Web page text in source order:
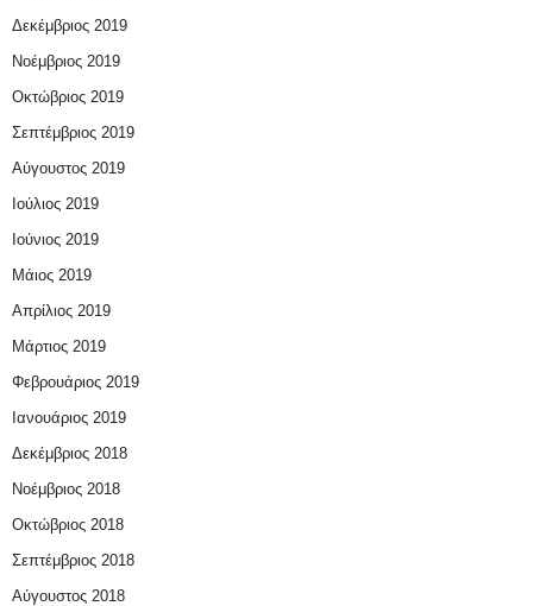
Δεκέμβριος 2019
Νοέμβριος 2019
Οκτώβριος 2019
Σεπτέμβριος 2019
Αύγουστος 2019
Ιούλιος 2019
Ιούνιος 2019
Μάιος 2019
Απρίλιος 2019
Μάρτιος 2019
Φεβρουάριος 2019
Ιανουάριος 2019
Δεκέμβριος 2018
Νοέμβριος 2018
Οκτώβριος 2018
Σεπτέμβριος 2018
Αύγουστος 2018